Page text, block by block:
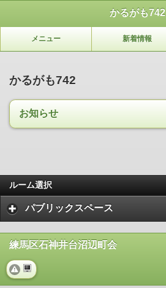
かるがも742
メニュー 新着情報
かるがも742
お知らせ
ルーム選択
パブリックスペース
練馬区石神井台沼辺町会